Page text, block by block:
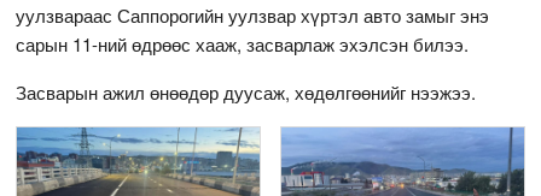
уулзвараас Саппорогийн уулзвар хүртэл авто замыг энэ
сарын 11-ний өдрөөс хааж, засварлаж эхэлсэн билээ.
Засварын ажил өнөөдөр дуусаж, хөдөлгөөнийг нээжээ.